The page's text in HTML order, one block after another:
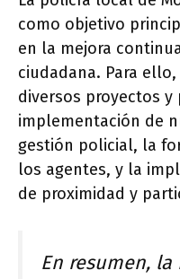
como objetivo
en la mejora
ciudadana. Para
diversos proyectos
implementación de
gestión policial, la
los agentes, y la
de proximidad y
En resumen,